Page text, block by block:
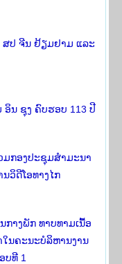
ປ ຈີນ ຢ້ຽມຢາມ ແລະ
ອິນ ຊຸງ ຄົບຮອບ 113 ປີ
ມກອງປະຊຸມສໍາມະນາ
ວິດີໂອທາງໄກ
າງພັກ ທາບທາມເນື້ອ
ນຄະນະບໍລິຫານງານ
ບທີ 1